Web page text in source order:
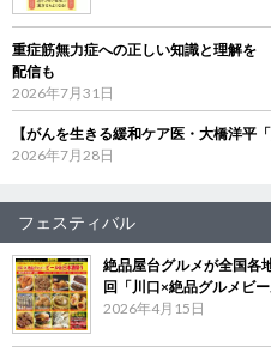
重症筋無力症への正しい知識と理解を
配信も
2026年7月31日
【がんを生きる緩和ケア医・大橋洋平
2026年7月28日
フェスティバル
絶品屋台グルメが全国各
回「川口×絶品グルメビ
2026年4月15日